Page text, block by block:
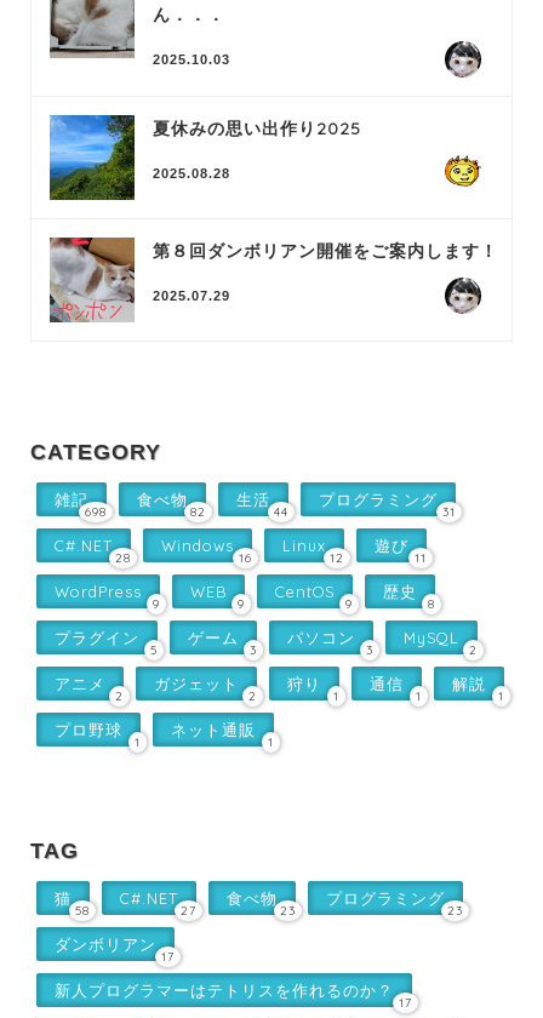
ん．．．
2025.10.03
夏休みの思い出作り2025
2025.08.28
第８回ダンボリアン開催をご案内します！
2025.07.29
CATEGORY
雑記
698
食べ物
82
生活
44
プログラミング
31
C#.NET
28
Windows
16
Linux
12
遊び
11
WordPress
9
WEB
9
CentOS
9
歴史
8
プラグイン
5
ゲーム
3
パソコン
3
MySQL
2
アニメ
2
ガジェット
2
狩り
1
通信
1
解説
1
プロ野球
1
ネット通販
1
TAG
猫
58
C#.NET
27
食べ物
23
プログラミング
23
ダンボリアン
17
新人プログラマーはテトリスを作れるのか？
17